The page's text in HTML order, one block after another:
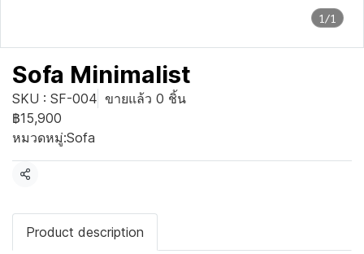
1/1
Sofa Minimalist
SKU : SF-004 ขายแล้ว 0 ชิ้น
฿15,900
หมวดหมู่:Sofa
แชร์
Product description